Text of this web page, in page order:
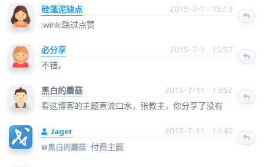
硅藻泥缺点 2015-7-1 · 15:13
:wink:路过点赞
必分享 2015-7-1 · 15:57
不错。
黑白的蘑菇 2015-7-11 · 13:52
看这博客的主题直流口水，张教主，你分享了没有
Jager
2015-7-11 · 14:40
@黑白的蘑菇 付费主题